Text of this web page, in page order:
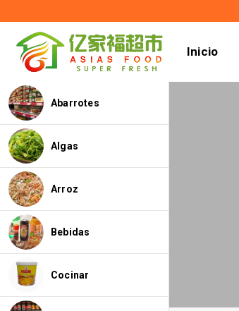
Inicio
Abarrotes
Algas
Arroz
Bebidas
Cocinar